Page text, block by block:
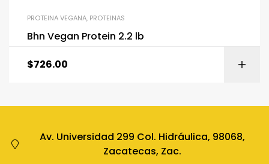
PROTEINA VEGANA, PROTEINAS
Bhn Vegan Protein 2.2 lb
$726.00
Av. Universidad 299 Col. Hidráulica, 98068,
Zacatecas, Zac.